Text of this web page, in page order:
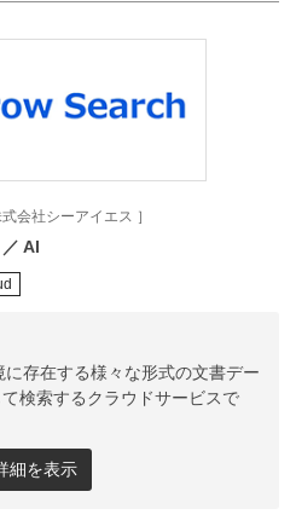
式会社シーアイエス ］
AI
存在する様々な形式の文書デー
検索するクラウドサービスで
細を表示